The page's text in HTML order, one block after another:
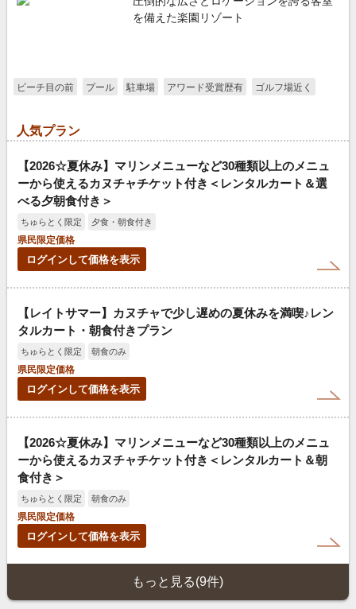
を備えた楽園リゾート
ビーチ目の前 プール 駐車場 アワード受賞歴有 ゴルフ場近く
人気プラン
【2026☆夏休み】マリンメニューなど30種類以上のメニュ
ーから使えるカヌチャチケット付き＜レンタルカート＆選
べる夕朝食付き＞
ちゅらとく限定
夕食・朝食付き
県民限定価格
ログインして価格を表示
【レイトサマー】カヌチャで少し遅めの夏休みを満喫♪レン
タルカート・朝食付きプラン
ちゅらとく限定
朝食のみ
県民限定価格
ログインして価格を表示
【2026☆夏休み】マリンメニューなど30種類以上のメニュ
ーから使えるカヌチャチケット付き＜レンタルカート＆朝
食付き＞
ちゅらとく限定
朝食のみ
県民限定価格
ログインして価格を表示
もっと見る(9件)